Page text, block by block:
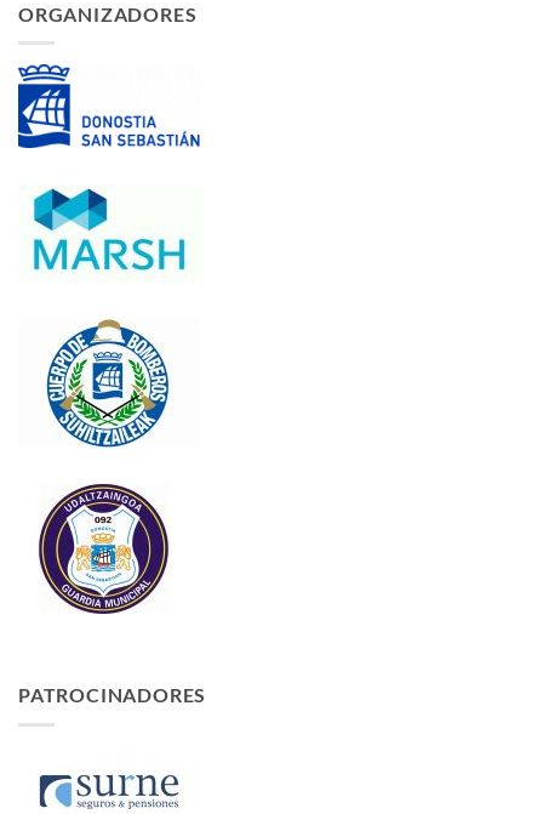
ORGANIZADORES
PATROCINADORES